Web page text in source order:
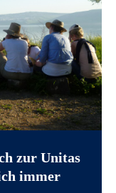
zur Unitas
immer